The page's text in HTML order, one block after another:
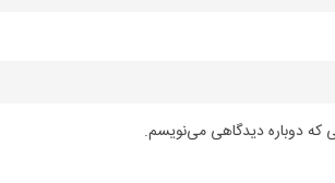
که دوباره دیدگاهی می‌نویسم.